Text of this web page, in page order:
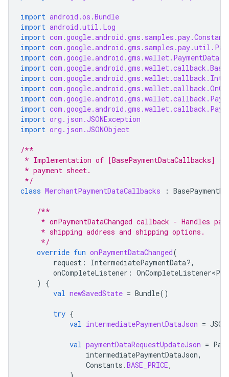
import android.os.Bundle
import android.util.Log
import
import
import com.google.android.gms.wallet.PaymentData
import
import
import
import
import
import org.json.JSONException
import org.json.JSONObject
/**
* Implementation of [BasePaymentDataCallbacks]
* payment sheet.
*/
class MerchantPaymentDataCallbacks :
/**
* onPaymentDataChanged callback - Handles
     * shipping address and shipping options.
     */
override fun onPaymentDataChanged(
request :
IntermediatePaymentData?,
onCompleteListener :
)
{
val newSavedState = Bundle()
try {
val intermediatePaymentDataJson =
val paymentDataRequestUpdateJson =
intermediatePaymentDataJson,
Constants .BASE_PRICE,